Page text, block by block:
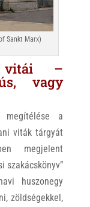
Sankt Marx)
vitái –
vagy
megítélése a
viták tárgyát
megjelent
szakácskönyv”
huszonegy
zöldségekkel,